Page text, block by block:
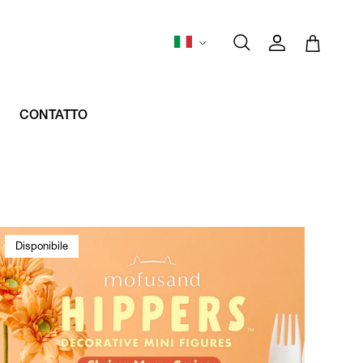
Lingua
Account
Cerca Carrello
CONTATTO
Disponibile